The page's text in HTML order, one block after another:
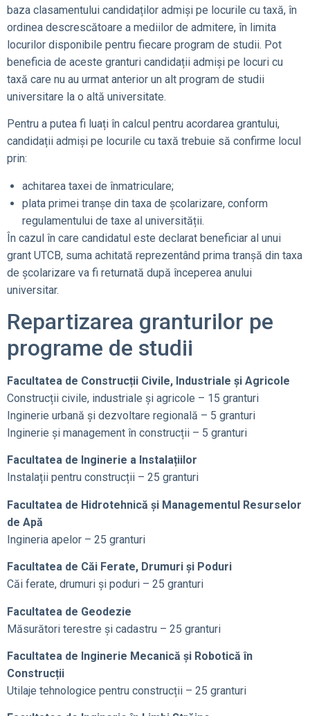
baza clasamentului candidaților admiși pe locurile cu taxă, în
ordinea descrescătoare a mediilor de admitere, în limita
locurilor disponibile pentru fiecare program de studii. Pot
beneficia de aceste granturi candidații admiși pe locuri cu
taxă care nu au urmat anterior un alt program de studii
universitare la o altă universitate.
Pentru a putea fi luați în calcul pentru acordarea grantului,
candidații admiși pe locurile cu taxă trebuie să confirme locul
prin:
achitarea taxei de înmatriculare;
plata primei tranșe din taxa de școlarizare, conform
regulamentului de taxe al universității.
În cazul în care candidatul este declarat beneficiar al unui
grant UTCB, suma achitată reprezentând prima tranșă din taxa
de școlarizare va fi returnată după începerea anului
universitar.
Repartizarea granturilor pe
programe de studii
Facultatea de Construcții Civile, Industriale și Agricole
Construcții civile, industriale și agricole – 15 granturi
Inginerie urbană și dezvoltare regională – 5 granturi
Inginerie și management în construcții – 5 granturi
Facultatea de Inginerie a Instalațiilor
Instalații pentru construcții – 25 granturi
Facultatea de Hidrotehnică și Managementul Resurselor
de Apă
Ingineria apelor – 25 granturi
Facultatea de Căi Ferate, Drumuri și Poduri
Căi ferate, drumuri și poduri – 25 granturi
Facultatea de Geodezie
Măsurători terestre și cadastru – 25 granturi
Facultatea de Inginerie Mecanică și Robotică în
Construcții
Utilaje tehnologice pentru construcții – 25 granturi